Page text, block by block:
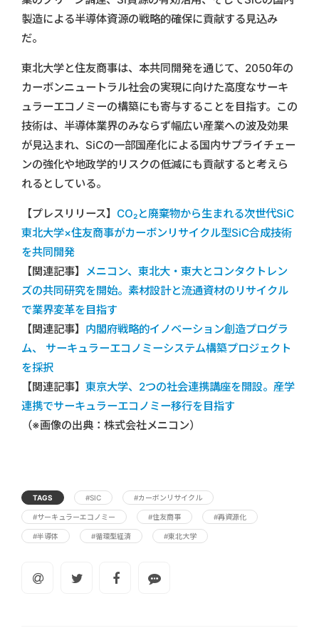
製造による半導体資源の戦略的確保に貢献する見込み
だ。
東北大学と住友商事は、本共同開発を通じて、2050年の
カーボンニュートラル社会の実現に向けた高度なサーキ
ュラーエコノミーの構築にも寄与することを目指す。この
技術は、半導体業界のみならず幅広い産業への波及効果
が見込まれ、SiCの一部国産化による国内サプライチェー
ンの強化や地政学的リスクの低減にも貢献すると考えら
れるとしている。
【プレスリリース】 CO₂と廃棄物から生まれる次世代SiC
東北大学×住友商事がカーボンリサイクル型SiC合成技術
を共同開発
【関連記事】
メニコン、東北大・東大とコンタクトレン
ズの共同研究を開始。素材設計と流通資材のリサイクル
で業界変革を目指す
【関連記事】 内閣府戦略的イノベーション創造プログラ
ム、 サーキュラーエコノミーシステム構築プロジェクト
を採択
【関連記事】 東京大学、2つの社会連携講座を開設。産学
連携でサーキュラーエコノミー移行を目指す
（※画像の出典：株式会社メニコン）
TAGS #SIC #カーボンリサイクル
#サーキュラーエコノミー #住友商事 #再資源化
#半導体 #循環型経済 #東北大学